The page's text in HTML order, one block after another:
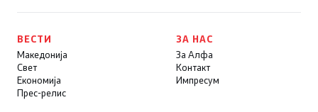
ВЕСТИ
Македонија
Свет
Економија
Прес-релис
ЗА НАС
За Алфа
Контакт
Импресум